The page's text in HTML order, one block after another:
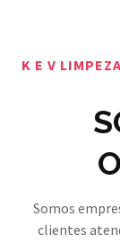
K E V
Somos
clientes